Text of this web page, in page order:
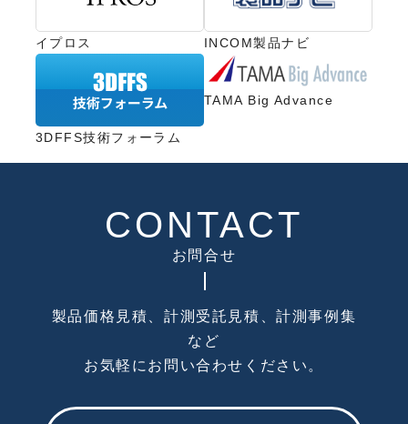
イプロス INCOM製品ナビ
3DFFS技術フォーラム
TAMA Big Advance
CONTACT
お問合せ
製品価格見積、計測受託見積、計測事例集
など
お気軽にお問い合わせください。